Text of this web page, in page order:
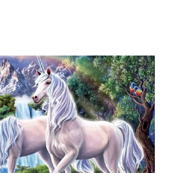
des freelances. Cette
et